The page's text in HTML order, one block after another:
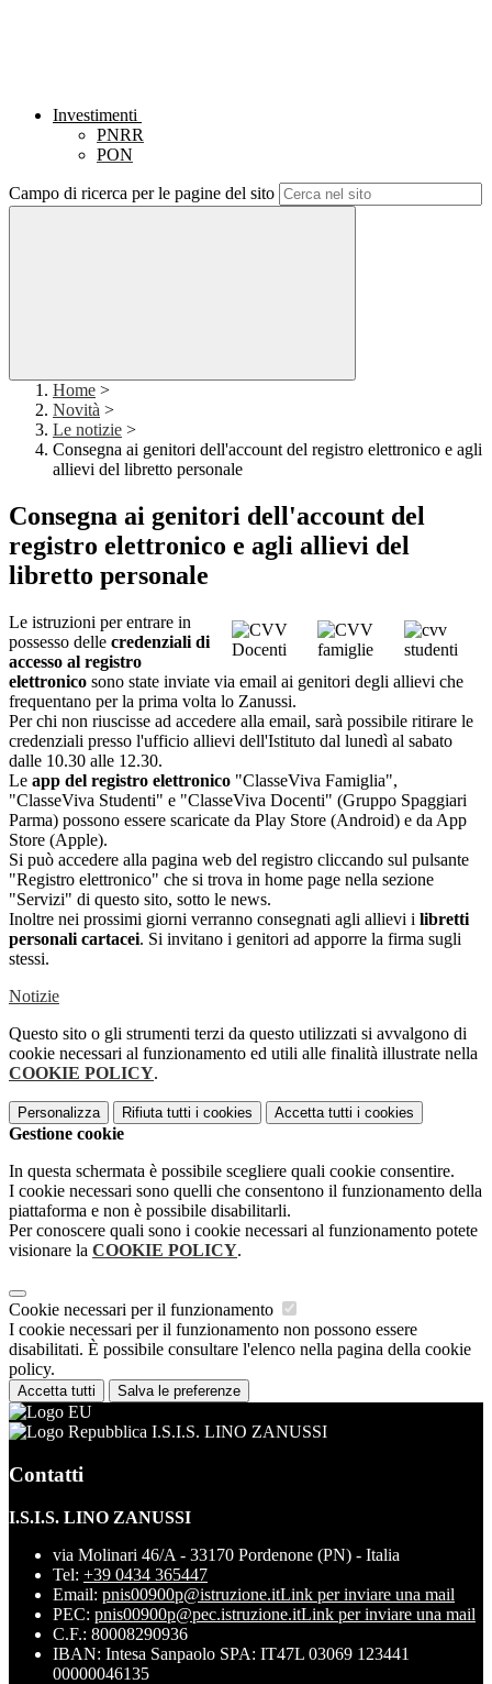
Investimenti
PNRR
PON
Campo di ricerca per le pagine del sito
Home >
Novità >
Le notizie >
Consegna ai genitori dell'account del registro elettronico e agli
allievi del libretto personale
Consegna ai genitori dell'account del
registro elettronico e agli allievi del
libretto personale
Le istruzioni per entrare in
possesso delle credenziali di
accesso al registro
elettronico sono state inviate via email ai genitori degli allievi che
frequentano per la prima volta lo Zanussi.
Per chi non riuscisse ad accedere alla email, sarà possibile ritirare le
credenziali presso l'ufficio allievi dell'Istituto dal lunedì al sabato
dalle 10.30 alle 12.30.
Le app del registro elettronico "ClasseViva Famiglia",
"ClasseViva Studenti" e "ClasseViva Docenti" (Gruppo Spaggiari
Parma) possono essere scaricate da Play Store (Android) e da App
Store (Apple).
Si può accedere alla pagina web del registro cliccando sul pulsante
"Registro elettronico" che si trova in home page nella sezione
"Servizi" di questo sito, sotto le news.
Inoltre nei prossimi giorni verranno consegnati agli allievi i libretti
personali cartacei. Si invitano i genitori ad apporre la firma sugli
stessi.
Notizie
Questo sito o gli strumenti terzi da questo utilizzati si avvalgono di
cookie necessari al funzionamento ed utili alle finalità illustrate nella
COOKIE POLICY.
Personalizza Rifiuta tutti i cookies Accetta tutti i cookies
Gestione cookie
In questa schermata è possibile scegliere quali cookie consentire.
I cookie necessari sono quelli che consentono il funzionamento della
piattaforma e non è possibile disabilitarli.
Per conoscere quali sono i cookie necessari al funzionamento potete
visionare la COOKIE POLICY.
Cookie necessari per il funzionamento
I cookie necessari per il funzionamento non possono essere
disabilitati. È possibile consultare l'elenco nella pagina della cookie
policy.
Accetta tutti Salva le preferenze
I.S.I.S. LINO ZANUSSI
Contatti
I.S.I.S. LINO ZANUSSI
via Molinari 46/A - 33170 Pordenone (PN) - Italia
Tel: +39 0434 365447
Email: pnis00900p@istruzione.itLink per inviare una mail
PEC: pnis00900p@pec.istruzione.itLink per inviare una mail
C.F.: 80008290936
IBAN: Intesa Sanpaolo SPA: IT47L 03069 123441
00000046135